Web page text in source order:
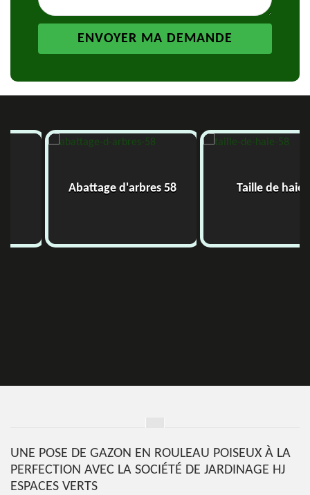
Abattage d'arbres 58 Taille de haie
UNE POSE DE GAZON EN ROULEAU POISEUX À LA
PERFECTION AVEC LA SOCIÉTÉ DE JARDINAGE HJ
ESPACES VERTS